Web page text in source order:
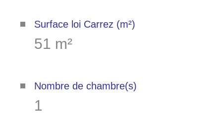
Surface loi Carrez (m²)
51 m²
Nombre de chambre(s)
1